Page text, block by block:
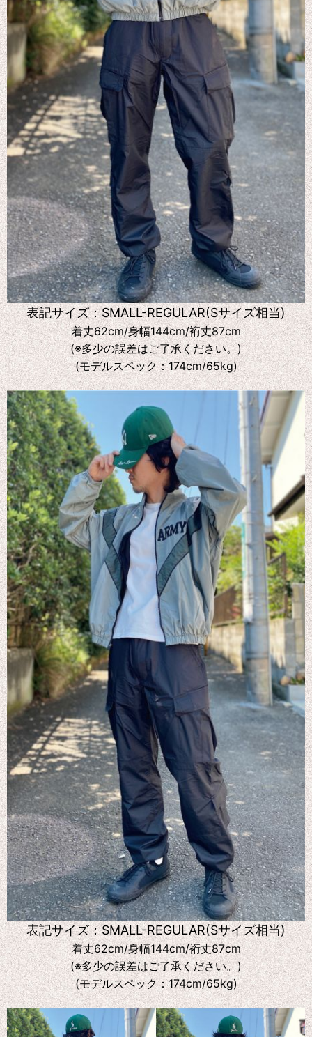
表記サイズ：SMALL-REGULAR(Sサイズ相当)
着丈62cm/身幅144cm/裄丈87cm
(※多少の誤差はご了承ください。)
(モデルスペック：174cm/65kg)
表記サイズ：SMALL-REGULAR(Sサイズ相当)
着丈62cm/身幅144cm/裄丈87cm
(※多少の誤差はご了承ください。)
(モデルスペック：174cm/65kg)